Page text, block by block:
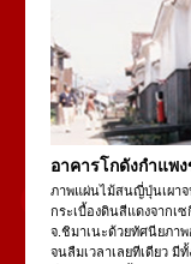
อาคารโกดังกำแพ
ภาพแผ่นไม้สนญี่ปุ่นเผา
กระเบื้องดินสีแดงจากเซ
จ.ชิมาเนะด้วยทัศนียภา
จนลืมเวลาเลยทีเดียว มี